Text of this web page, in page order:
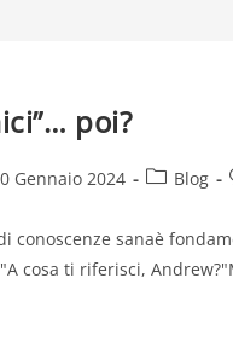
poi?
Gennaio 2024
Categoria
Blog
conoscenze sanaè
cosa ti riferisci,